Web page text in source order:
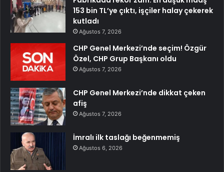
153 bin TL’ye çıktı, işçiler halay çekerek
kutladı
Ağustos 7, 2026
CHP Genel Merkezi’nde seçim! Özgür
Özel, CHP Grup Başkanı oldu
Ağustos 7, 2026
CHP Genel Merkezi’nde dikkat çeken
afiş
Ağustos 7, 2026
İmralı ilk taslağı beğenmemiş
Ağustos 6, 2026